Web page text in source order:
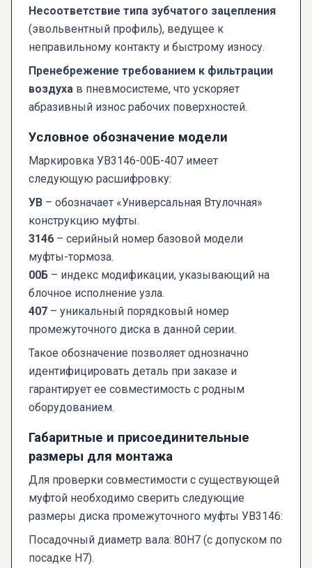
Несоответствие типа зубчатого зацепления
(эвольвентный профиль), ведущее к
неправильному контакту и быстрому износу.
Пренебрежение требованием к фильтрации
воздуха в пневмосистеме, что ускоряет
абразивный износ рабочих поверхностей.
Условное обозначение модели
Маркировка УВ3146-00Б-407 имеет
следующую расшифровку:
УВ – обозначает «Универсальная Втулочная»
конструкцию муфты.
3146 – серийный номер базовой модели
муфты-тормоза.
00Б – индекс модификации, указывающий на
блочное исполнение узла.
407 – уникальный порядковый номер
промежуточного диска в данной серии.
Такое обозначение позволяет однозначно
идентифицировать деталь при заказе и
гарантирует ее совместимость с родным
оборудованием.
Габаритные и присоединительные
размеры для монтажа
Для проверки совместимости с существующей
муфтой необходимо сверить следующие
размеры диска промежуточного муфты УВ3146:
Посадочный диаметр вала: 80H7 (с допуском по
посадке H7).